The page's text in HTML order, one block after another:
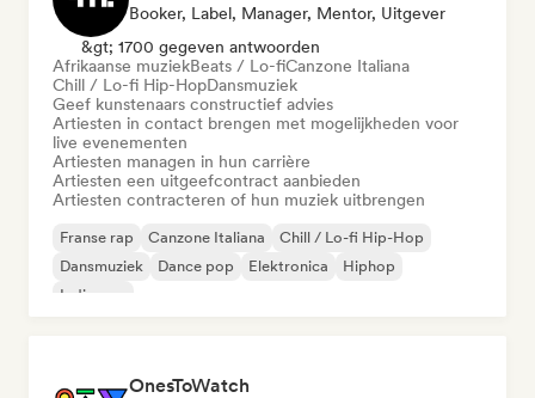
Booker, Label, Manager, Mentor, Uitgever
&gt; 1700 gegeven antwoorden
Afrikaanse muziekBeats / Lo-fiCanzone Italiana
Chill / Lo-fi Hip-HopDansmuziek
Geef kunstenaars constructief advies
Artiesten in contact brengen met mogelijkheden voor
live evenementen
Artiesten managen in hun carrière
Artiesten een uitgeefcontract aanbieden
Artiesten contracteren of hun muziek uitbrengen
Franse rap Canzone Italiana
Chill / Lo-fi Hip-Hop
Dansmuziek
Dance pop Elektronica
Hiphop
Indie pop
OnesToWatch